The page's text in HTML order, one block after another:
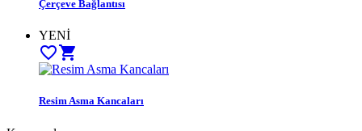
Çerçeve Bağlantısı
YENİ
favorite_bordershopping_cart
Resim Asma Kancaları